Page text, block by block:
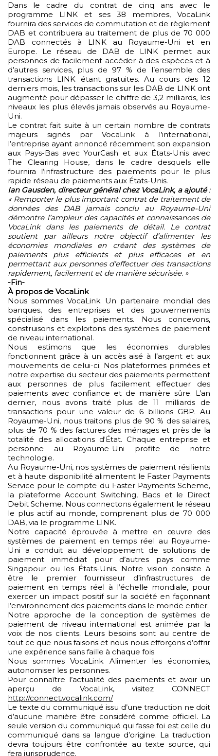
Dans le cadre du contrat de cinq ans avec le
programme LINK et ses 38 membres, VocaLink
fournira des services de commutation et de règlement
DAB et contribuera au traitement de plus de 70 000
DAB connectés à LINK au Royaume-Uni et en
Europe. Le réseau de DAB de LINK permet aux
personnes de facilement accéder à des espèces et à
d’autres services, plus de 97 % de l’ensemble des
transactions LINK étant gratuites. Au cours des 12
derniers mois, les transactions sur les DAB de LINK ont
augmenté pour dépasser le chiffre de 3,2 milliards, les
niveaux les plus élevés jamais observés au Royaume-
Uni.
Le contrat fait suite à un certain nombre de contrats
majeurs signés par VocaLink à l’international,
l’entreprise ayant annoncé récemment son expansion
aux Pays-Bas avec YourCash et aux États-Unis avec
The Clearing House, dans le cadre desquels elle
fournira l’infrastructure des paiements pour le plus
rapide réseau de paiements aux États-Unis.
Ian Gausden, directeur général chez VocaLink, a ajouté:
« Remporter le plus important contrat de traitement de
données des DAB jamais conclu au Royaume-Uni
démontre l’ampleur des capacités et connaissances de
VocaLink dans les paiements de détail. Le contrat
soutient par ailleurs notre objectif d’alimenter les
économies mondiales en créant des systèmes de
paiements plus efficients et plus efficaces et en
permettant aux personnes d’effectuer des transactions
rapidement, facilement et de manière sécurisée. »
-Fin-
À propos de VocaLink
Nous sommes VocaLink. Un partenaire mondial des
banques, des entreprises et des gouvernements
spécialisé dans les paiements. Nous concevons,
construisons et exploitons des systèmes de paiement
de niveau international.
Nous estimons que les économies durables
fonctionnent grâce à un accès aisé à l’argent et aux
mouvements de celui-ci. Nos plateformes primées et
notre expertise du secteur des paiements permettent
aux personnes de plus facilement effectuer des
paiements avec confiance et de manière sûre. L’an
dernier, nous avons traité plus de 11 milliards de
transactions pour une valeur de 6 billions GBP. Au
Royaume-Uni, nous traitons plus de 90 % des salaires,
plus de 70 % des factures des ménages et près de la
totalité des allocations d'État. Chaque entreprise et
personne au Royaume-Uni profite de notre
technologie.
Au Royaume-Uni, nos systèmes de paiement résilients
et à haute disponibilité alimentent le Faster Payments
Service pour le compte du Faster Payments Scheme,
la plateforme Account Switching, Bacs et le Direct
Debit Scheme. Nous connectons également le réseau
le plus actif au monde, comprenant plus de 70 000
DAB, via le programme LINK.
Notre capacité éprouvée à mettre en œuvre des
systèmes de paiement en temps réel au Royaume-
Uni a conduit au développement de solutions de
paiement immédiat pour d’autres pays comme
Singapour ou les États-Unis. Notre vision consiste à
être le premier fournisseur d’infrastructures de
paiement en temps réel à l’échelle mondiale, pour
exercer un impact positif sur la société en façonnant
l’environnement des paiements dans le monde entier.
Notre approche de la conception de systèmes de
paiement de niveau international est animée par la
voix de nos clients. Leurs besoins sont au centre de
tout ce que nous faisons et nous nous efforçons d’offrir
une expérience sans faille à chaque fois.
Nous sommes VocaLink. Alimenter les économies,
autonomiser les personnes.
Pour connaître l’actualité des paiements et avoir un
aperçu de VocaLink, visitez CONNECT
http://connect.vocalink.com/
Le texte du communiqué issu d’une traduction ne doit
d’aucune manière être considéré comme officiel. La
seule version du communiqué qui fasse foi est celle du
communiqué dans sa langue d’origine. La traduction
devra toujours être confrontée au texte source, qui
fera jurisprudence.